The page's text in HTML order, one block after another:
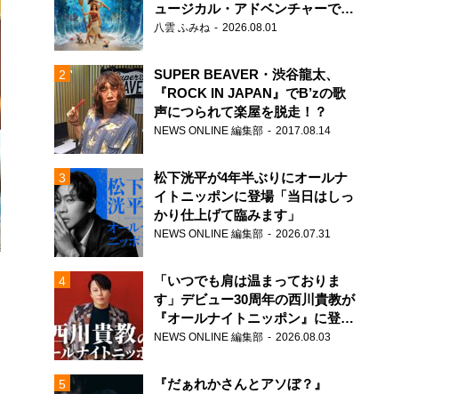
ュージカル・アドベンチャーで美
声を響かせる
八雲 ふみね 2026.08.01
SUPER BEAVER・渋谷龍太、
『ROCK IN JAPAN』でB’zの歌
声につられて楽屋を脱走！？
NEWS ONLINE 編集部 2017.08.14
松下洸平が4年半ぶりにオールナ
イトニッポンに登場「当日はしっ
かり仕上げて臨みます」
NEWS ONLINE 編集部 2026.07.31
「いつでも肩は温まっておりま
す」デビュー30周年の西川貴教が
『オールナイトニッポン』に登
場！
NEWS ONLINE 編集部 2026.08.03
『だぁれかさんとアソぼ？』